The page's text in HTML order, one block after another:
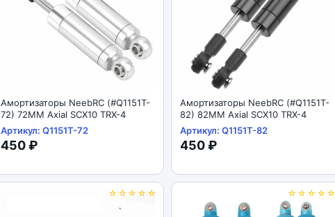
Амортизаторы NeebRC (#Q1151T-
72) 72MM Axial SCX10 TRX-4
Артикул: Q1151T-72
450 ₽
Амортизаторы NeebRC (#Q1151T-
82) 82MM Axial SCX10 TRX-4
Артикул: Q1151T-82
450 ₽
☆☆☆☆☆ ☆☆☆☆☆